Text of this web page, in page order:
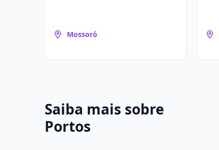
Mossoró
Saiba mais sobre
Portos